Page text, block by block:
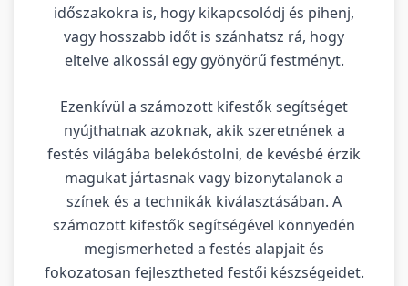
időszakokra is, hogy kikapcsolódj és pihenj,
vagy hosszabb időt is szánhatsz rá, hogy
eltelve alkossál egy gyönyörű festményt.
Ezenkívül a számozott kifestők segítséget
nyújthatnak azoknak, akik szeretnének a
festés világába belekóstolni, de kevésbé érzik
magukat jártasnak vagy bizonytalanok a
színek és a technikák kiválasztásában. A
számozott kifestők segítségével könnyedén
megismerheted a festés alapjait és
fokozatosan fejlesztheted festői készségeidet.